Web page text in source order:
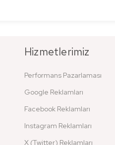
Hizmetlerimiz
Performans Pazarlaması
Google Reklamları
Facebook Reklamları
Instagram Reklamları
X (Twitter) Reklamları